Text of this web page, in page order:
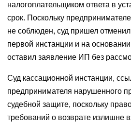
налогоплательщиком ответа в
срок. Поскольку
не соблюден, суд пришел
первой инстанции и на
оставил заявление ИП без
Суд кассационной инстанции,
предпринимателя нарушенного
судебной защите, поскольку
требований о возврате излишне